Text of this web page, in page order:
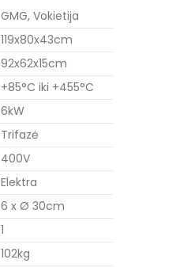
GMG, Vokietija
119x80x43cm
92x62x15cm
+85°C iki +455°C
6kW
Trifazė
400V
Elektra
6 x Ø 30cm
1
102kg